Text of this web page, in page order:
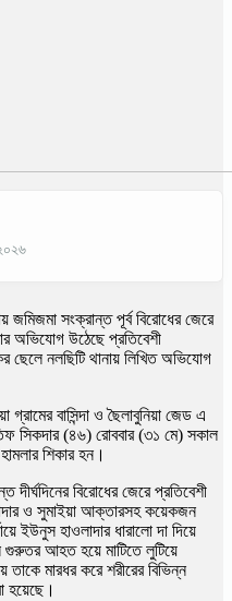
জমিজমা সংক্রান্ত পূর্ব বিরোধের জেরে
অভিযোগ উঠেছে প্রতিবেশী
নলছিটি থানায় লিখিত অভিযোগ
বাসিন্দা ও ছৈলাবুনিয়া জেড এ
সিকদার (৪৬) রোববার (৩১ মে) সকাল
শিকার হন।
বিরোধের জেরে প্রতিবেশী
ও সুমাইয়া আক্তারসহ কয়েকজন
ইউনুস হাওলাদার ধারালো দা দিয়ে
গুরুতর আহত হয়ে মাটিতে লুটিয়ে
মারধর করে শরীরের বিভিন্ন
হয়েছে।